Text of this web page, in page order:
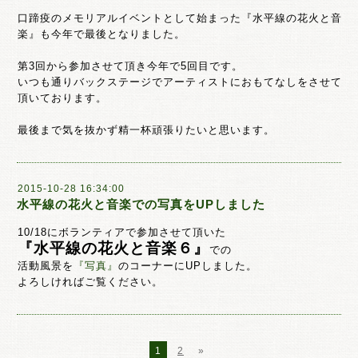
口蹄疫のメモリアルイベントとして始まった『水平線の花火と音
楽』も今年で最後となりました。
第3回から参加させて頂き今年で5回目です。
いつも通りバックステージでアーティストにおもてなしをさせて
頂いております。
最後まで気を抜かず精一杯頑張りたいと思います。
2015-10-28 16:34:00
水平線の花火と音楽での写真をUPしました
10/18にボランティアで参加させて頂いた
『水平線の花火と音楽６』
での
活動風景を
『写真』 のコーナーにUPしました。
よろしければご覧ください。
1 2 »